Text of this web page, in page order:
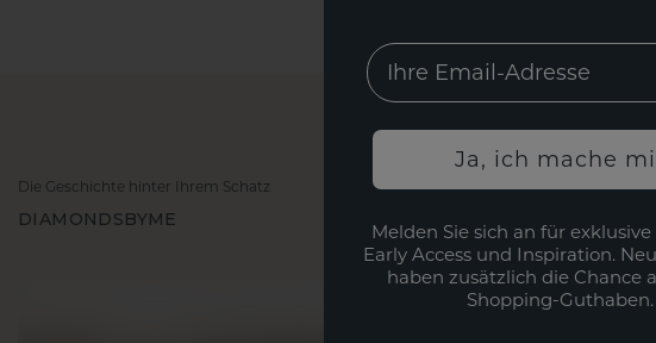
Die Geschichte hinter Ihrem Schatz
DIAMONDSBYME
EMail
Ja, ich mache
Melden Sie sich an für
Early Access und Inspiration.
haben zusätzlich die Chance
Shopping-Guthaben.